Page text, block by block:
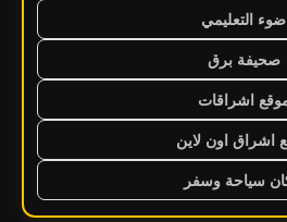
ضوء التعليمي
صحيفة برق
اشراقات
اشراق اون لاين
سياحة وسفر